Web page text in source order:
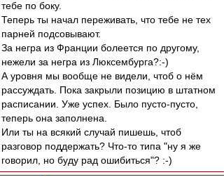
тебе по боку.
Теперь ты начал переживать, что тебе не тех
парней подсовывают.
За негра из Франции болеется по другому,
нежели за негра из Люксембурга?:-)
А уровня мы вообще не видели, чтоб о нём
рассуждать. Пока закрыли позицию в штатном
расписании. Уже успех. Было пусто-пусто,
теперь она заполнена.
Или ты на всякий случай пишешь, чтоб
разговор поддержать? Что-то типа "ну я же
говорил, но буду рад ошибиться"? :-)